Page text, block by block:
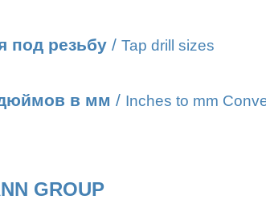
под резьбу / Tap drill sizes
в мм / Inches to mm
GROUP